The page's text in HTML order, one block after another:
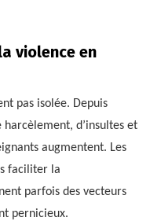
violence en
pas isolée. Depuis
harcèlement, d’insultes et
augmentent. Les
faciliter la
parfois des vecteurs
pernicieux.